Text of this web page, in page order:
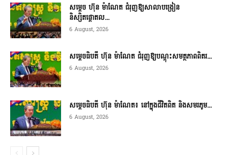
សម្តេច ហ៊ុន ម៉ាណែត ជំរុញឱ្យសាលាបង្រៀន
និស្សិតផ្តោតល...
6 August, 2026
សម្តេចធិបតី ហ៊ុន ម៉ាណែត ជំរុញឱ្យបណ្តុះសមត្ថភាពពិតរ...
6 August, 2026
សម្តេចធិបតី ហ៊ុន ម៉ាណែត៖ នៅក្នុងជីវិតពិត និងសមរភូម...
6 August, 2026